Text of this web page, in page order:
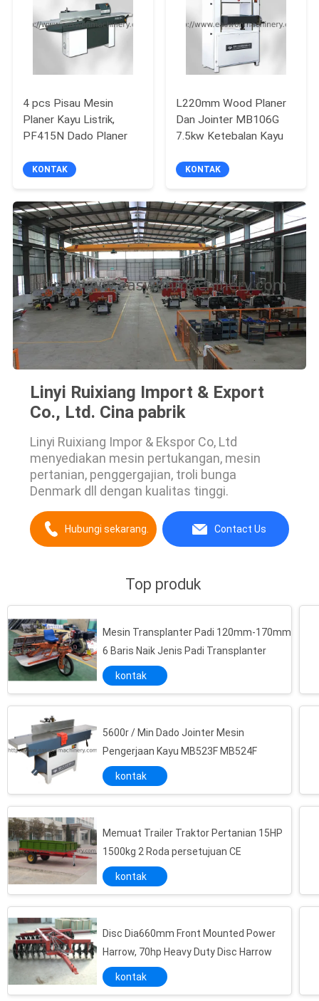
4 pcs Pisau Mesin
Planer Kayu Listrik,
PF415N Dado Planer
KONTAK
L220mm Wood Planer
Dan Jointer MB106G
7.5kw Ketebalan Kayu
KONTAK
Linyi Ruixiang Import & Export
Co., Ltd. Cina pabrik
Linyi Ruixiang Impor & Ekspor Co, Ltd
menyediakan mesin pertukangan, mesin
pertanian, penggergajian, troli bunga
Denmark dll dengan kualitas tinggi.
Hubungi sekarang. Contact Us
Top produk
Mesin Transplanter Padi 120mm-170mm
6 Baris Naik Jenis Padi Transplanter
kontak
5600r / Min Dado Jointer Mesin
Pengerjaan Kayu MB523F MB524F
kontak
Memuat Trailer Traktor Pertanian 15HP
1500kg 2 Roda persetujuan CE
kontak
Disc Dia660mm Front Mounted Power
Harrow, 70hp Heavy Duty Disc Harrow
kontak